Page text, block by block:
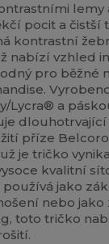
lemy
pocit a čistší
kontrastní
nabízí vzhled
pro běžné
Lycra® a
příze
je tričko
kvalitní
používá jako
nebo jako
toto tričko